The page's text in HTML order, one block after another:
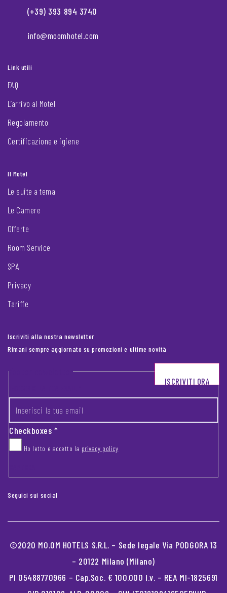
(+39) 393 894 3740
info@moomhotel.com
Link utili
FAQ
L’arrivo al Motel
Regolamento
Certificazione e igiene
Il Motel
Le suite a tema
Le Camere
Offerte
Room Service
SPA
Privacy
Tariffe
Iscriviti alla nostra newsletter
Rimani sempre aggiornato su promozioni e ultime novità
Footer newsletter
Checkboxes*
Ho letto e accetto la privacy policy
ISCRIVITI ORA
Seguici sui social
©2020 MO.OM HOTELS S.R.L. – Sede legale Via PODGORA 13
– 20122 Milano (Milano)
PI 05488770966 – Cap.Soc. € 100.000 i.v. – REA MI-1825691